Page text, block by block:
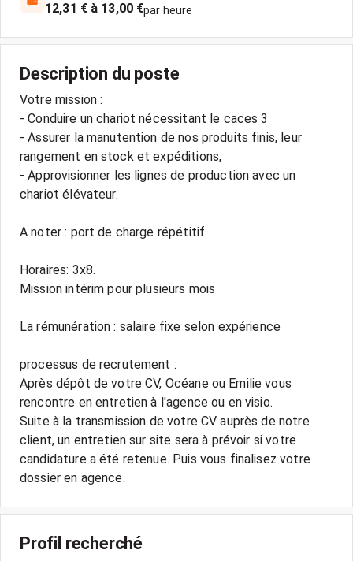
12,31 € à 13,00 €par heure
Description du poste
Votre mission :
- Conduire un chariot nécessitant le caces 3
- Assurer la manutention de nos produits finis, leur
rangement en stock et expéditions,
- Approvisionner les lignes de production avec un
chariot élévateur.
A noter : port de charge répétitif
Horaires: 3x8.
Mission intérim pour plusieurs mois
La rémunération : salaire fixe selon expérience
processus de recrutement :
Après dépôt de votre CV, Océane ou Emilie vous
rencontre en entretien à l'agence ou en visio.
Suite à la transmission de votre CV auprès de notre
client, un entretien sur site sera à prévoir si votre
candidature a été retenue. Puis vous finalisez votre
dossier en agence.
Profil recherché